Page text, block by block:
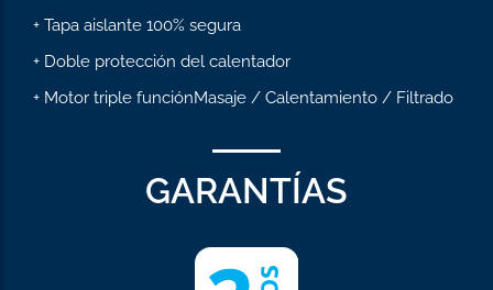
+ Tapa aislante 100% segura
+ Doble protección del calentador
+ Motor triple funciónMasaje / Calentamiento / Filtrado
GARANTÍAS